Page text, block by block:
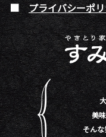
プライバシーポ
美
そんな